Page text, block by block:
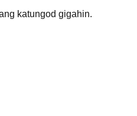
katungod gigahin.